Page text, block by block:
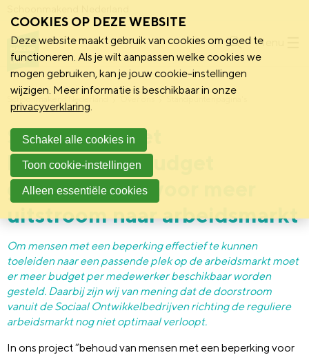
Menu
Schoonmakend Nederland
Standpunt: Zet
begeleidingsbudget
gemeenten in voor meer
uitstroom naar arbeidsmarkt
Om mensen met een beperking effectief te kunnen
toeleiden naar een passende plek op de arbeidsmarkt moet
er meer budget per medewerker beschikbaar worden
gesteld. Daarbij zijn wij van mening dat de doorstroom
vanuit de Sociaal Ontwikkelbedrijven richting de reguliere
arbeidsmarkt nog niet optimaal verloopt.
In ons project “behoud van mensen met een beperking voor
COOKIES OP DEZE WEBSITE
Deze website maakt gebruik van cookies om goed te
functioneren. Als je wilt aanpassen welke cookies we
mogen gebruiken, kan je jouw cookie-instellingen
wijzigen. Meer informatie is beschikbaar in onze
privacyverklaring.
Schakel alle cookies in
Toon cookie-instellingen
Alleen essentiële cookies